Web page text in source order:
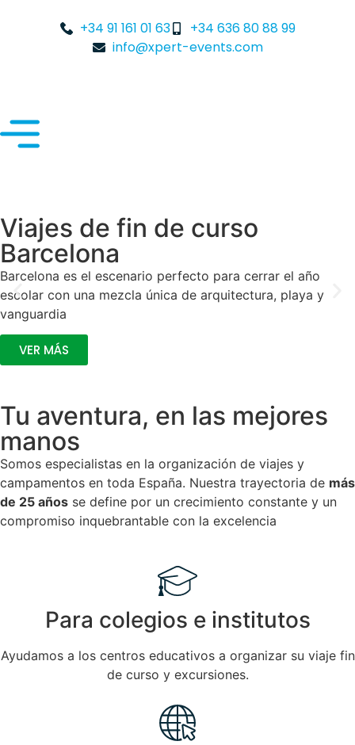
+34 91 161 01 63
+34 636 80 88 99
info@xpert-events.com
Viajes de fin de curso
Barcelona
Barcelona es el escenario perfecto para cerrar el año
escolar con una mezcla única de arquitectura, playa y
vanguardia
VER MÁS
Tu aventura, en las mejores
manos
Somos especialistas en la organización de viajes y
campamentos en toda España. Nuestra trayectoria de más
de 25 años se define por un crecimiento constante y un
compromiso inquebrantable con la excelencia
Para colegios e institutos
Ayudamos a los centros educativos a organizar su viaje fin
de curso y excursiones.